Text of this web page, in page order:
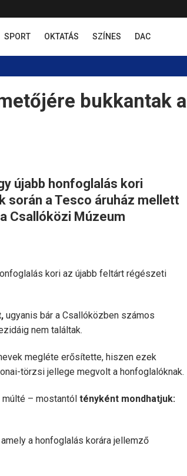
SPORT OKTATÁS SZÍNES DAC
bukkantak a
újabb honfoglalás kori
a Tesco áruház mellett
Csallóközi Múzeum
kori az újabb feltárt régészeti
ugyanis bár a Csallóközben számos
nem találtak.
megléte erősítette, hiszen ezek
törzsi jellege megvolt a honfoglalóknak.
– mostantól tényként mondhatjuk:
a honfoglalás korára jellemző